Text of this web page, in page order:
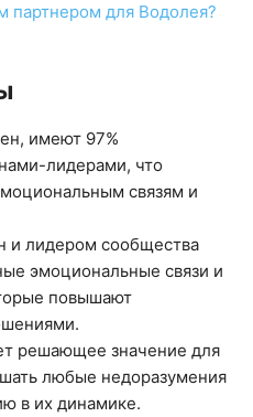
партнером для Водолея?
имеют 97%
лидерами, что
связям и
и лидером сообщества
эмоциональные связи и
повышают
решающее значение для
любые недоразумения
в их динамике.